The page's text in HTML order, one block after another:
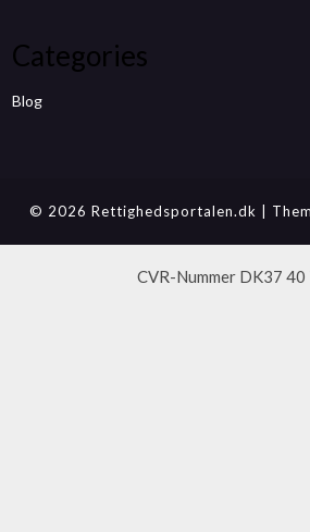
Categories
Blog
© 2026 Rettighedsportalen.dk |
CVR-Nummer DK37 40